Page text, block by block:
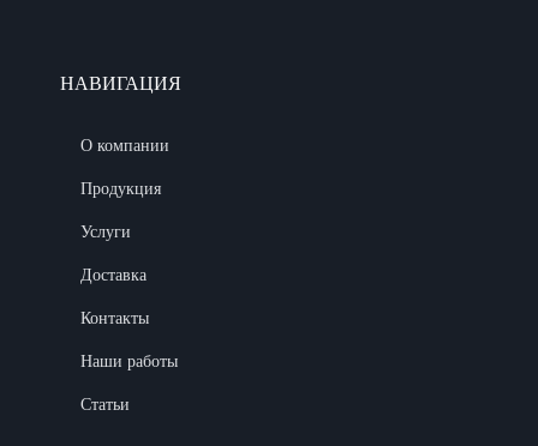
НАВИГАЦИЯ
О компании
Продукция
Услуги
Доставка
Контакты
Наши работы
Статьи